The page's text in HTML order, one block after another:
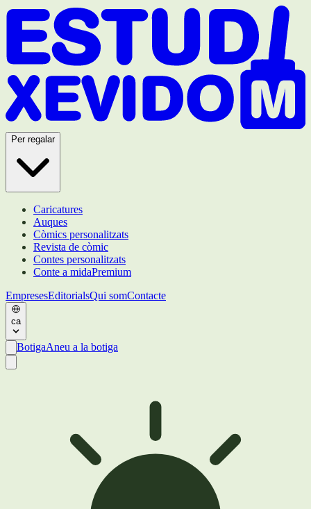
Per regalar
Caricatures
Auques
Còmics personalitzats
Revista de còmic
Contes personalitzats
Conte a midaPremium
EmpresesEditorialsQui somContacte
ca
BotigaAneu a la botiga